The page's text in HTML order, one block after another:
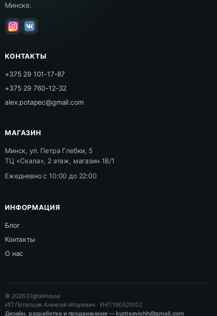
Минске.
КОНТАКТЫ
+375 29 101-17-87
+375 29 760-12-32
alex.potapec@gmail.com
МАГАЗИН
Минск, ул. Петра Глебки, 5
ТЦ «Скала», 2 этаж, магазин 18/1
Ежедневно с 10:00 до 22:00
ИНФОРМАЦИЯ
Блог
Контакты
О нас
© 2026 DigitalHouse
ИП Потапцев Алексей Игоревич· УНП 190525102
Дизайн, разработка и продвижение — kuntsevichh@gmail.com